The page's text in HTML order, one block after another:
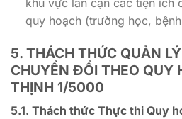
quy hoạch (trường học,
5. THÁCH THỨC QUẢN
CHUYỂN ĐỔI THEO QUY
THỊNH 1/5000
5.1. Thách thức Thực thi Quy